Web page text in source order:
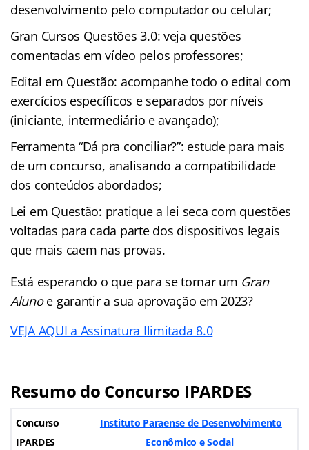
desenvolvimento pelo computador ou celular;
Gran Cursos Questões 3.0: veja questões
comentadas em vídeo pelos professores;
Edital em Questão: acompanhe todo o edital com
exercícios específicos e separados por níveis
(iniciante, intermediário e avançado);
Ferramenta “Dá pra conciliar?”: estude para mais
de um concurso, analisando a compatibilidade
dos conteúdos abordados;
Lei em Questão: pratique a lei seca com questões
voltadas para cada parte dos dispositivos legais
que mais caem nas provas.
Está esperando o que para se tornar um Gran
Alunoe garantir a sua aprovação em 2023?
VEJA AQUI a Assinatura Ilimitada 8.0
Resumo do Concurso IPARDES
Concurso
IPARDES
Instituto Paraense de Desenvolvimento
Econômico e Social